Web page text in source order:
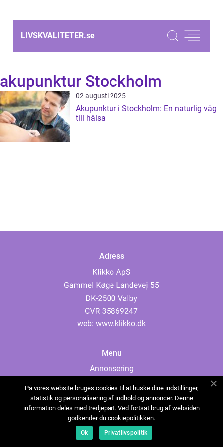
LIVSKVALITETER.se
akupunktur Stockholm
02 augusti 2025
Akupunktur i Stockholm: En naturlig väg
till hälsa
Adress
web: www.klikko.dk
Menu
Annonsering
Cookies
Kontakta oss
Sitemap
På vores website bruges cookies til at huske dine indstillinger,
statistik og personalisering af indhold og annoncer. Denne
information deles med tredjepart. Ved fortsat brug af websiden
godkender du cookiepolitikken.
Ok Privatlivspolitik